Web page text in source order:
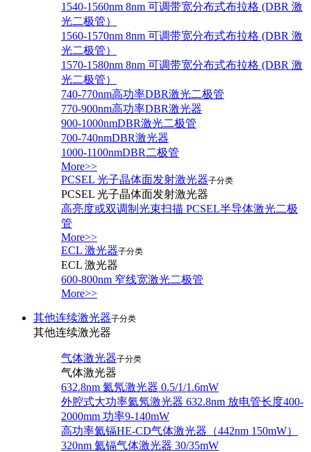
1540-1560nm 8nm 可调带宽分布式布拉格 (DBR 激
光二极管）
1560-1570nm 8nm 可调带宽分布式布拉格 (DBR 激
光二极管）
1570-1580nm 8nm 可调带宽分布式布拉格 (DBR 激
光二极管）
740-770nm高功率DBR激光二极管
770-900nm高功率DBR激光器
900-1000nmDBR激光二极管
700-740nmDBR激光器
1000-1100nmDBR二极管
More>>
PCSEL 光子晶体面发射激光器子分类
PCSEL 光子晶体面发射激光器
高亮度或双调制光束扫描 PCSEL半导体激光二极
管
More>>
ECL 激光器子分类
ECL 激光器
600-800nm 窄线宽激光二极管
More>>
其他连续激光器子分类
其他连续激光器
气体激光器子分类
气体激光器
632.8nm 氦氖激光器 0.5/1/1.6mW
外腔式大功率氦氖激光器 632.8nm 放电管长度400-
2000mm 功率9-140mW
高功率氦镉HE-CD气体激光器（442nm 150mW）
320nm 氦镉气体激光器 30/35mW